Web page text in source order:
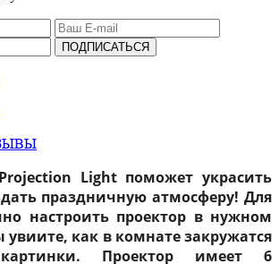
ПОДПИСАТЬСЯ
Lightпоможет украсить
праздничную атмосферу! Для
настроить проектор в нужном
как в комнате закружатся
Проектор имеет 6